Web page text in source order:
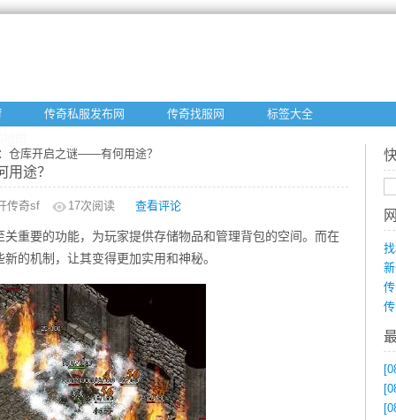
传奇私服发布网 传奇找服网
标签大全
仓库开启之谜——有何用途？
途？
传奇sf 17次阅读 查看评论
重要的功能，为玩家提供存储物品和管理背包的空间。而在
的机制，让其变得更加实用和神秘。